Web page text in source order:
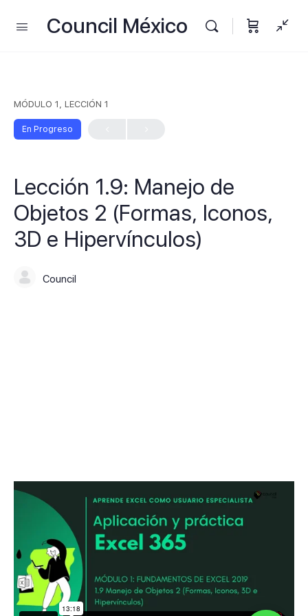
Council México
MÓDULO 1, LECCIÓN 1
En Progreso
Lección 1.9: Manejo de
Objetos 2 (Formas, Iconos,
3D e Hipervínculos)
Council